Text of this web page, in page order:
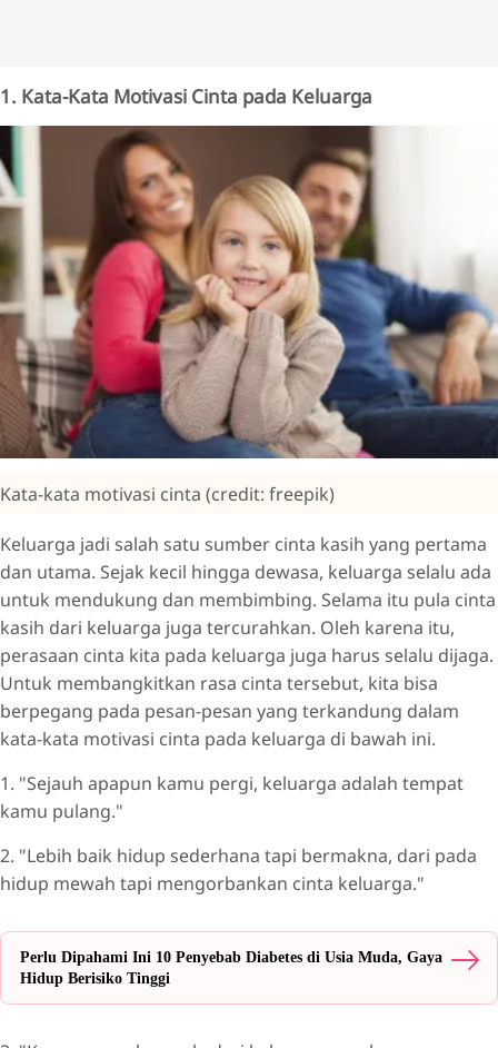
1. Kata-Kata Motivasi Cinta pada Keluarga
Kata-kata motivasi cinta (credit: freepik)
Keluarga jadi salah satu sumber cinta kasih yang pertama
dan utama. Sejak kecil hingga dewasa, keluarga selalu ada
untuk mendukung dan membimbing. Selama itu pula cinta
kasih dari keluarga juga tercurahkan. Oleh karena itu,
perasaan cinta kita pada keluarga juga harus selalu dijaga.
Untuk membangkitkan rasa cinta tersebut, kita bisa
berpegang pada pesan-pesan yang terkandung dalam
kata-kata motivasi cinta pada keluarga di bawah ini.
1. "Sejauh apapun kamu pergi, keluarga adalah tempat
kamu pulang."
2. "Lebih baik hidup sederhana tapi bermakna, dari pada
hidup mewah tapi mengorbankan cinta keluarga."
Perlu Dipahami Ini 10 Penyebab Diabetes di Usia Muda, Gaya
Hidup Berisiko Tinggi